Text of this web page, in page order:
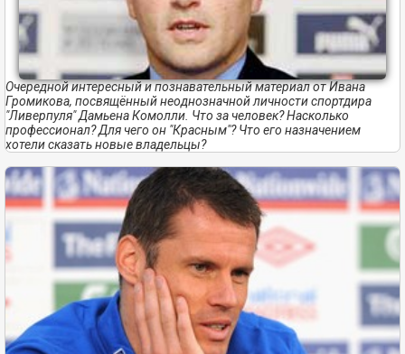
Очередной интересный и познавательный материал от Ивана
Громикова, посвящённый неоднозначной личности спортдира
"Ливерпуля" Дамьена Комолли. Что за человек? Насколько
профессионал? Для чего он "Красным"? Что его назначением
хотели сказать новые владельцы?